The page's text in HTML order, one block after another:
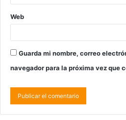
Web
Guarda mi nombre, correo
navegador para la próxima vez que